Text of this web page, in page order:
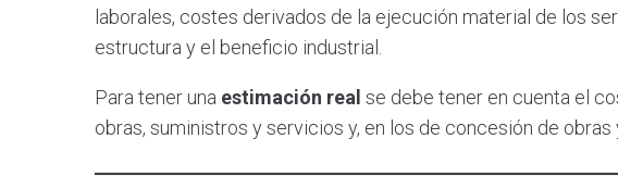
laborales, costes derivados de la ejecución material de los
estructura y el beneficio industrial.
Para tener una estimación real se debe tener en cuenta el
obras, suministros y servicios y, en los de concesión de